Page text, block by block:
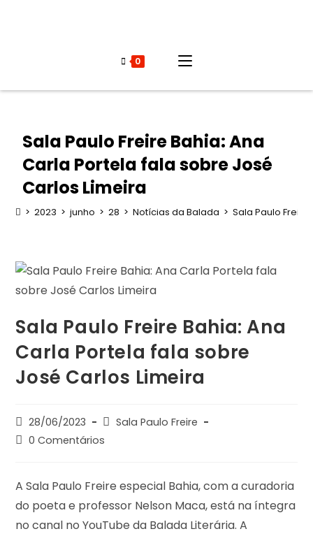
0
Sala Paulo Freire Bahia: Ana
Carla Portela fala sobre José
Carlos Limeira
> 2023 > junho > 28 > Notícias da Balada > Sala Paulo Freire
Sala Paulo Freire Bahia: Ana
Carla Portela fala sobre
José Carlos Limeira
28/06/2023
Sala Paulo Freire
0 Comentários
A Sala Paulo Freire especial Bahia, com a curadoria
do poeta e professor Nelson Maca, está na íntegra
no canal no YouTube da Balada Literária. A